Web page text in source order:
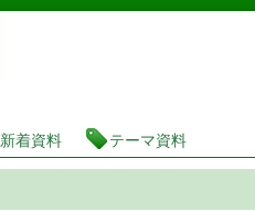
茨城県立図書館 蔵書
新着資料 テーマ資料